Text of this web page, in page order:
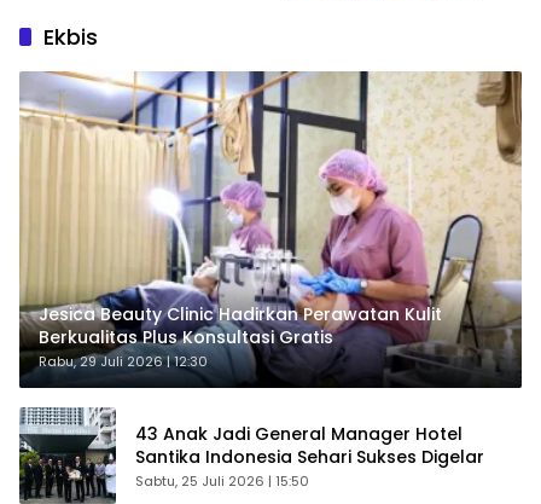
Ekbis
Jesica Beauty Clinic Hadirkan Perawatan Kulit
Berkualitas Plus Konsultasi Gratis
Rabu, 29 Juli 2026 | 12:30
43 Anak Jadi General Manager Hotel
Santika Indonesia Sehari Sukses Digelar
Sabtu, 25 Juli 2026 | 15:50